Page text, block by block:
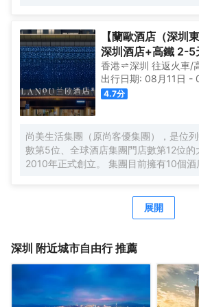
技帶來的便捷。-舒適享受:24小時熱水
待，為您洗去一身疲憊。-影音娛樂:部分
儀，打造私人影院，享受震撼視聽盛宴。
洗衣房，並提供烘乾服務，解決您的洗衣
輕鬆自在。歡橙酒店是您商務出行、休閒
期待您的光臨！温馨提示，圖片僅供參考
型，詳細的實物照片請諮詢酒店。
【蘭歐酒店（深圳
深圳酒店+高鐵 2-5
香港 深圳 往返火車/
出行日期: 08月11日 -
4.7分
尚美生活集團（原尚客優集團），是位
數第5位、全球酒店集團門店數第12位的
2010年正式創立。 集團目前擁有10個酒
牌花美時、公寓品牌LIPPO公社。尚美生
3500家（含在營店和籌建店），現已覆
團，尚美生活憑藉創新的商業模式、強大
創、共享大住宿共同體。未來，集團將
聯網的結合、與新生活方式的結合，致
生活服務連鎖平台，引領新尚美好生活。
展開
深圳 附近城市自由行 推薦